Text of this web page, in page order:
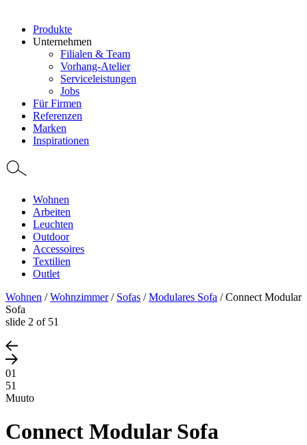
Produkte
Unternehmen
Filialen & Team
Vorhang-Atelier
Serviceleistungen
Jobs
Für Firmen
Referenzen
Marken
Inspirationen
Wohnen
Arbeiten
Leuchten
Outdoor
Accessoires
Textilien
Outlet
Wohnen /Wohnzimmer/ Sofas /Modulares Sofa /Connect Modular
Sofa
slide 2 of 51
01
51
Muuto
Connect Modular Sofa